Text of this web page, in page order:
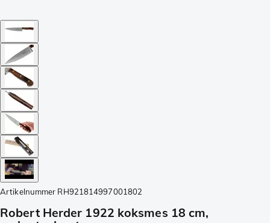
Artikelnummer RH921814997001802
Robert Herder 1922 koksmes 18 cm,